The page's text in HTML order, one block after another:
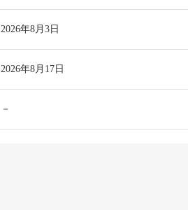
2026年8月3日
2026年8月17日
－